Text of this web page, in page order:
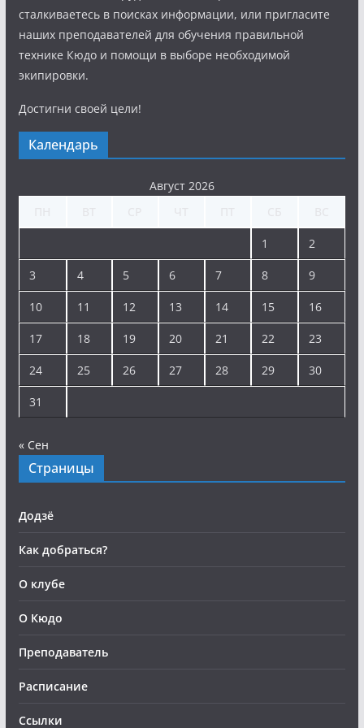
сталкиваетесь в поисках информации, или пригласите
наших преподавателей для обучения правильной
технике Кюдо и помощи в выборе необходимой
экипировки.
Достигни своей цели!
Календарь
Август 2026
1 2
3 4 5 6 7 8 9
10 11 12 13 14 15 16
17 18 19 20 21 22 23
24 25 26 27 28 29 30
31
« Сен
Страницы
Додзё
Как добраться?
О клубе
О Кюдо
Преподаватель
Расписание
Ссылки